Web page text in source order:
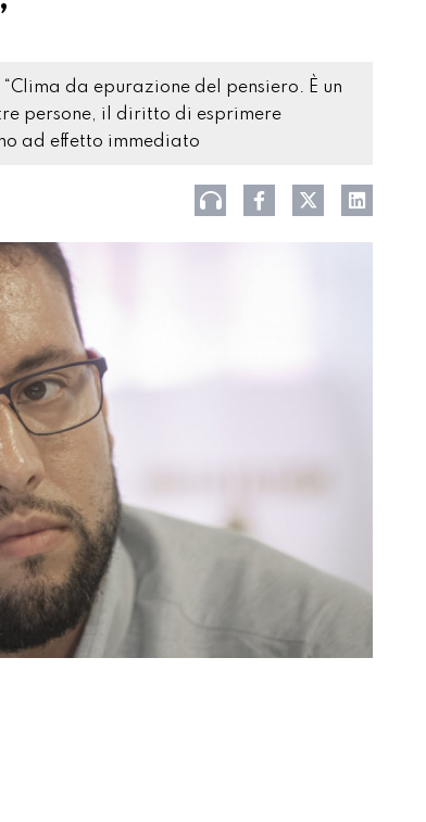
da epurazione del pensiero. È un
persone, il diritto di esprimere
ad effetto immediato